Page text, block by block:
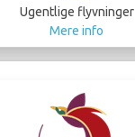
Ugentlige flyvninger
Mere info